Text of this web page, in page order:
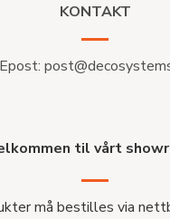
KONTAKT
Epost:
til vårt
må bestilles via